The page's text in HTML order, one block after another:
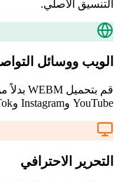
التنسيق الأصلي.
الويب ووسائل
YouTube وInstagram وTikTok.
التحرير الاحترافي